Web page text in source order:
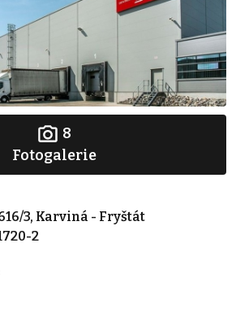
8
Fotogalerie
3, Karviná - Fryštát
2